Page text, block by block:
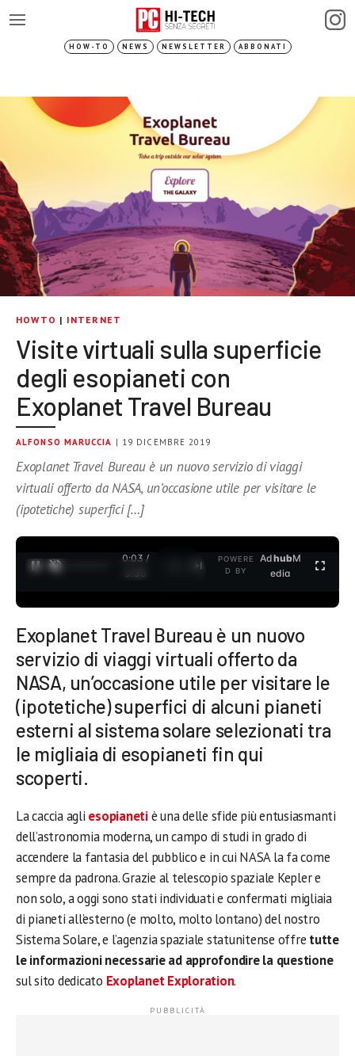
HOW-TO NEWS NEWSLETTER ABBONATI
HOWTO | INTERNET
Visite virtuali sulla superficie
degli esopianeti con
Exoplanet Travel Bureau
ALFONSO MARUCCIA | 19 DICEMBRE 2019
Exoplanet Travel Bureau è un nuovo servizio di viaggi
virtuali offerto da NASA, un’occasione utile per visitare le
(ipotetiche) superfici […]
0:04 /
3:35
POWERE
D BY
AdhubM
edia
Exoplanet Travel Bureau è un nuovo
servizio di viaggi virtuali offerto da
NASA, un’occasione utile per visitare le
(ipotetiche) superfici di alcuni pianeti
esterni al sistema solare selezionati tra
le migliaia di esopianeti fin qui
scoperti.
La caccia agli esopianetiè una delle sfide più entusiasmanti
dell’astronomia moderna, un campo di studi in grado di
accendere la fantasia del pubblico e in cui NASA la fa come
sempre da padrona. Grazie al telescopio spaziale Kepler e
non solo, a oggi sono stati individuati e confermati migliaia
di pianeti all’esterno (e molto, molto lontano) del nostro
Sistema Solare, e l’agenzia spaziale statunitense offre tutte
le informazioni necessarie ad approfondire la questione
sul sito dedicato Exoplanet Exploration.